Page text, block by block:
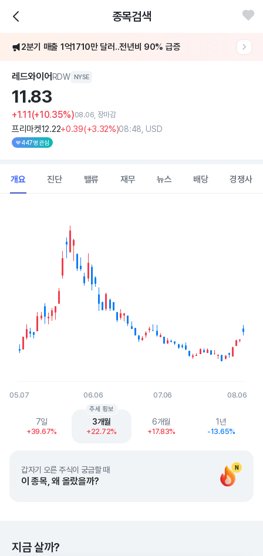
종목검색
2분기 매출 1억1710만 달러..전년비 90% 급증
레드와이어 RDW NYSE
11.83
+1.11(+10.35%)08.06, 장마감
프리마켓12.22+0.39(+3.32%)08:48, USD
447명 관심
개요 진단 밸류 재무 뉴스 배당 경쟁사
View as data table, Chart
The chart has 1 X axis displaying Time. Data ranges from
The chart has 1 Y axis displaying values. Data ranges from 7.76
05.07 06.06 07.06 08.06
End of interactive chart.
7일
+39.67%
3개월
+22.72%
추세 횡보
6개월
+17.83%
1년
-13.65%
N
갑자기 오른 주식이 궁금할 때
이 종목, 왜 올랐을까?
지금 살까?